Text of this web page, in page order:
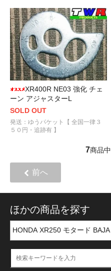
XR400R NE03 強化 チェ
ーン アジャスターL
SOLD OUT
発送：ゆうパケット【 全国一律３
５０円・追跡有 】
7商品中
前へ
ほかの商品を探す